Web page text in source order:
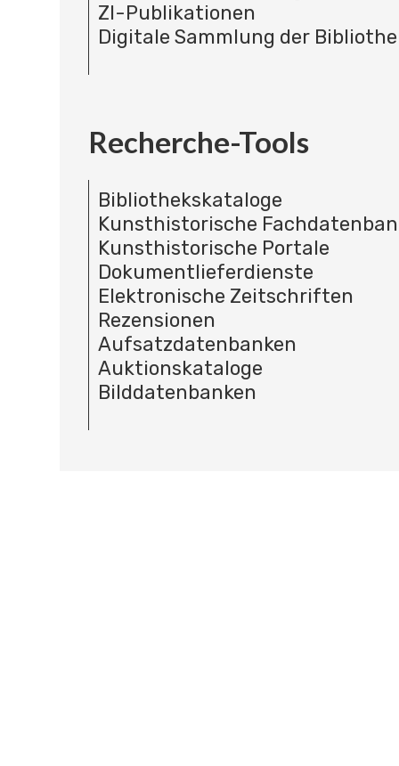
ZI-Publikationen
Digitale Sammlung der
Recherche-Tools
Bibliothekskataloge
Kunsthistorische
Kunsthistorische Portale
Dokumentlieferdienste
Elektronische Zeitschriften
Rezensionen
Aufsatzdatenbanken
Auktionskataloge
Bilddatenbanken